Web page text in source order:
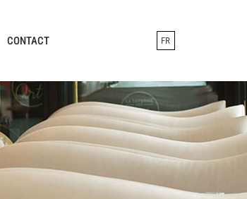
CONTACT FR